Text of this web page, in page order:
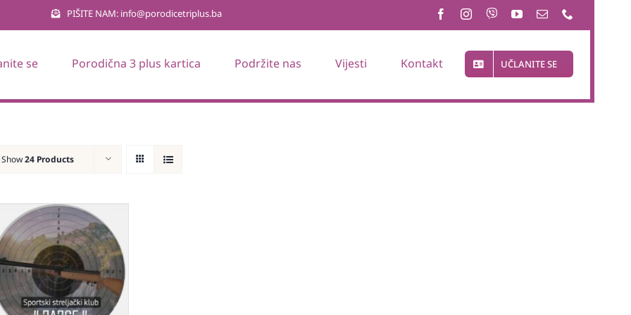
PIŠITE NAM: info@porodicetriplus.ba
se Porodična 3 plus kartica Podržite nas Vijesti Kontakt UČLANITE SE
Show24 Products